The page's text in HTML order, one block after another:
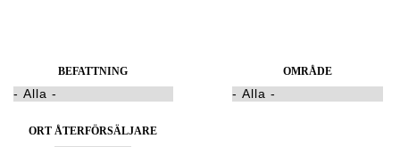
BEFATTNING OMRÅDE
ORT ÅTERFÖRSÄLJARE